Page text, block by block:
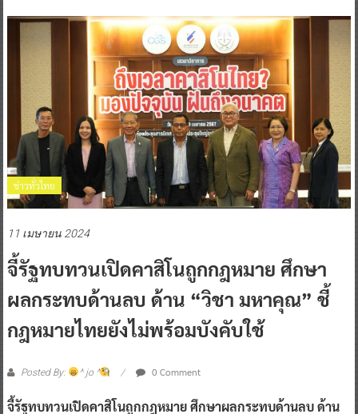
ข่าวทั่วไทย
11 เมษายน 2024
จี้รัฐทบทวนเปิดคาสิโนถูกกฎหมาย ศึกษา
ผลกระทบด้านลบ ด้าน “วิชา มหาคุณ” ชี้
กฎหมายไทยยังไม่พร้อมบังคับใช้
Posted By: ^ jo ^ 0 Comment
จี้รัฐทบทวนเปิดคาสิโนถูกกฎหมาย ศึกษาผลกระทบด้านลบ ด้าน